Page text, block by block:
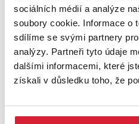
sociálních médií a analýze
soubory cookie. Informace o
sdílíme se svými partnery
analýzy. Partneři tyto údaje
dalšími informacemi, které
získali v důsledku toho, že